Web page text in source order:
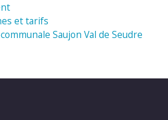
et tarifs
Saujon Val de Seudre